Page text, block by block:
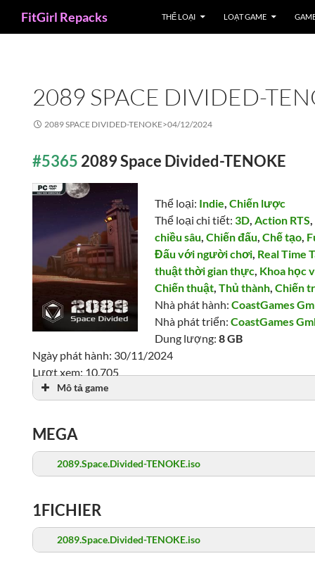
FitGirl Repacks THỂ LOẠI LOẠT GAME
2089 SPACE DIVIDED-
2089 SPACE DIVIDED-TENOKE>04/12/2024
#5365 2089 Space Divided-TENOKE
Thể loại: Indie,Chiến lược
Thể loại chi tiết: 3D,Action RTS,
chiều sâu,Chiến đấu,Chế tạo,
Đấu với người chơi, Real Time
thuật thời gian thực, Khoa học
Chiến thuật,Thủ thành,Chiến
Nhà phát hành:CoastGames
Nhà phát triển:CoastGames
Dung lượng:8 GB
Ngày phát hành: 30/11/2024
Lượt xem: 10,705
Mô tả game
MEGA
2089.Space.Divided-TENOKE.iso
1FICHIER
2089.Space.Divided-TENOKE.iso